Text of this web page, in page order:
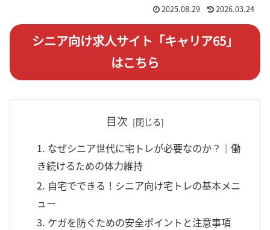
2025.08.29 2026.03.24
シニア向け求人サイト「キャリア65」
はこちら
目次
1. なぜシニア世代に宅トレが必要なのか？｜働
き続けるための体力維持
2. 自宅でできる！シニア向け宅トレの基本メニ
ュー
3. ケガを防ぐための安全ポイントと注意事項